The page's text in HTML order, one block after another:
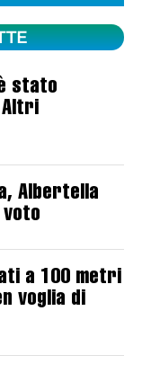
stato
Albertella
voto
a 100 metri
voglia di